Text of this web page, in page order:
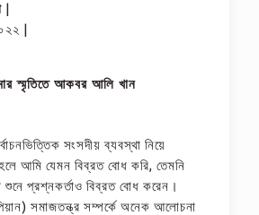
|
|
স্মৃতিতে আকবর আলি খান
সংসদীয় ব্যবস্থা নিয়ে
আমি যেমন বিব্রত বোধ করি, তেমনি
শুনে প্রশ্নকর্তাও বিব্রত বোধ করেন।
সমাজতন্ত্র সম্পর্কে অনেক আলোচনা